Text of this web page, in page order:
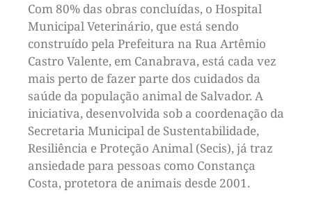
Com 80% das obras concluídas, o Hospital
Municipal Veterinário, que está sendo
construído pela Prefeitura na Rua Artêmio
Castro Valente, em Canabrava, está cada vez
mais perto de fazer parte dos cuidados da
saúde da população animal de Salvador. A
iniciativa, desenvolvida sob a coordenação da
Secretaria Municipal de Sustentabilidade,
Resiliência e Proteção Animal (Secis), já traz
ansiedade para pessoas como Constança
Costa, protetora de animais desde 2001.